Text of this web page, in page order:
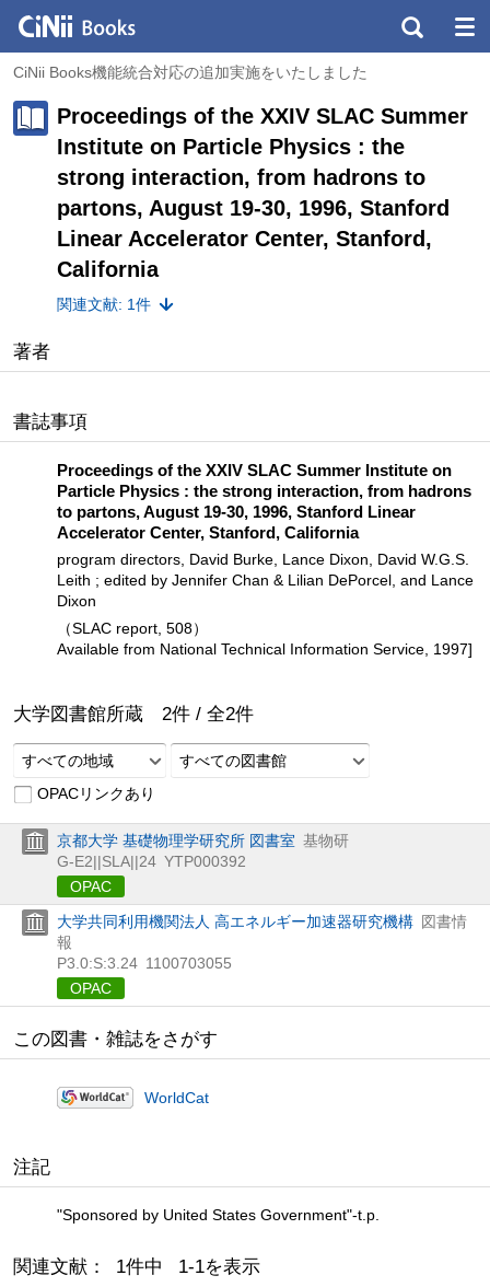
CiNii Books機能統合対応の追加実施をいたしました
Proceedings of the XXIV SLAC Summer
Institute on Particle Physics : the
strong interaction, from hadrons to
partons, August 19-30, 1996, Stanford
Linear Accelerator Center, Stanford,
California
関連文献: 1件
著者
書誌事項
Proceedings of the XXIV SLAC Summer Institute on
Particle Physics : the strong interaction, from hadrons
to partons, August 19-30, 1996, Stanford Linear
Accelerator Center, Stanford, California
program directors, David Burke, Lance Dixon, David W.G.S.
Leith ; edited by Jennifer Chan & Lilian DePorcel, and Lance
Dixon
（SLAC report, 508）
Available from National Technical Information Service, 1997]
大学図書館所蔵 2件 / 全2件
すべての地域
すべての図書館
OPACリンクあり
京都大学 基礎物理学研究所 図書室 基物研
G-E2||SLA||24 YTP000392
OPAC
大学共同利用機関法人 高エネルギー加速器研究機構 図書情
報
P3.0:S:3.24 1100703055
OPAC
この図書・雑誌をさがす
WorldCat
注記
"Sponsored by United States Government"-t.p.
関連文献： 1件中 1-1を表示